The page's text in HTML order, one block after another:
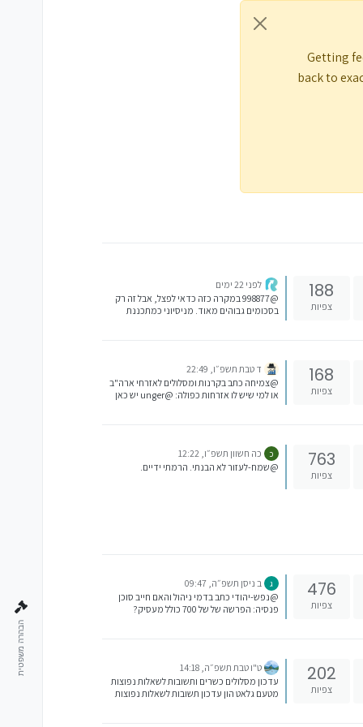
Getting
back to
188
צפיות
לפני 22 ימים
@998877 במקרה כזה כדאי לפצל, אבל זה רק
בסכומים גבוהים מאוד. מניסיוני כמתכננת
168
צפיות
ד טבת תשפ״ו, 22:49
@צמיחה כתב בקרנות ומסלולים לאזרחי ארה"ב
או למי שיש לו אזרחות כפולה: @unger יש כאן
763
צפיות
כ
כה חשוון תשפ״ו, 12:22
@שמח-לעזור לא הבנתי. הרמתי ידיים.
476
צפיות
ג
ב ניסן תשפ״ה, 09:47
@נפש-יהודי כתב בדמי ניהול והאם חייב סוכן
פנסיה: הפרשה של של 700 כולל מעסיק?
202
צפיות
ט"ו טבת תשפ״ה, 14:18
עדכון מסלולים כשרים ותשובות לשאלות נפוצות
מטעם גלאט הון עדכון תשובות לשאלות נפוצות
הבהרה משפטית